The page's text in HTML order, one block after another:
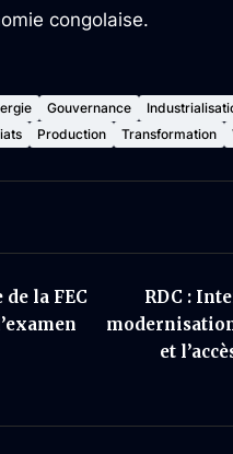
congolaise.
Gouvernance
Production Transformation
la FEC
RDC :
et